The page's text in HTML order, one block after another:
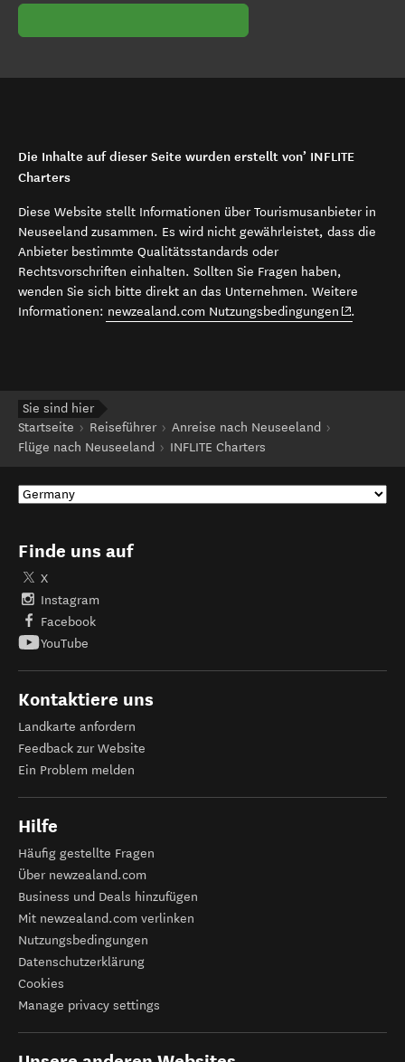
Die Inhalte auf dieser Seite wurden erstellt von’ INFLITE
Charters
Diese Website stellt Informationen über Tourismusanbieter in
Neuseeland zusammen. Es wird nicht gewährleistet, dass die
Anbieter bestimmte Qualitätsstandards oder
Rechtsvorschriften einhalten. Sollten Sie Fragen haben,
wenden Sie sich bitte direkt an das Unternehmen. Weitere
Informationen: newzealand.com Nutzungsbedingungen (opens in
.
Sie sind hier
Startseite
Reiseführer
Anreise nach Neuseeland
Flüge nach Neuseeland
INFLITE Charters
Finde uns auf
X
Instagram
Facebook
YouTube
Kontaktiere uns
Landkarte anfordern
Feedback zur Website
Ein Problem melden
Hilfe
Häufig gestellte Fragen
Über newzealand.com
Business und Deals hinzufügen
Mit newzealand.com verlinken
Nutzungsbedingungen
Datenschutzerklärung
Cookies
Manage privacy settings